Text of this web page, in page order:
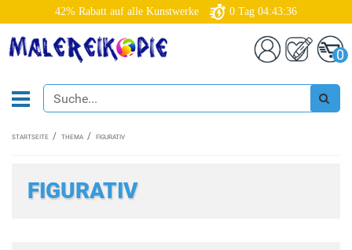
42% Rabatt auf alle Kunstwerke 0 Tag 04:43:34
0
STARTSEITE THEMA FIGURATIV
FIGURATIV